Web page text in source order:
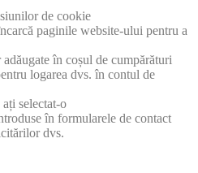
de cookie
paginile website-ului pentru a
în coșul de cumpărături
logarea dvs. în contul de
selectat-o
în formularele de contact
dvs.